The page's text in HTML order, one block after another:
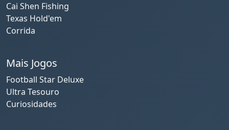
Cai Shen Fishing
Texas Hold'em
Corrida
Mais Jogos
Football Star Deluxe
Ultra Tesouro
Curiosidades